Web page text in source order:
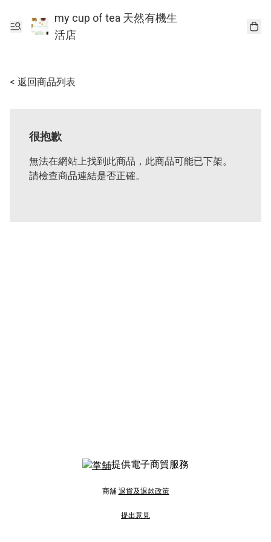
my cup of tea 天然有機生
活店
< 返回商品列表
很抱歉
無法在網站上找到此商品，此商品可能已下架。
請檢查商品連結是否正確。
提供電子商貿服務
商舖 退貨及退款政策
提出意見